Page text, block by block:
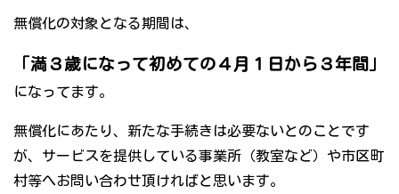
無償化の対象となる期間は、
「満３歳になって初めての４月１日から３年間」
になってます。
無償化にあたり、新たな手続きは必要ないとのことです
が、サービスを提供している事業所（教室など）や市区町
村等へお問い合わせ頂ければと思います。